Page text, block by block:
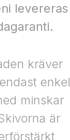
levereras
kräver
enkel
minskar
är